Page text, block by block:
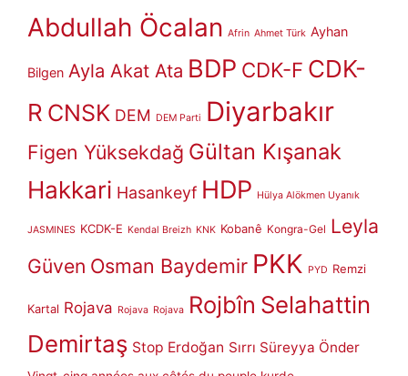
Abdullah Öcalan Afrin Ahmet Türk Ayhan
Bilgen Ayla Akat Ata BDP CDK-F CDK-
R CNSK DEM DEM Parti Diyarbakır
Figen Yüksekdağ Gültan Kışanak
Hakkari Hasankeyf HDP Hülya Alökmen Uyanık
JASMINES KCDK-E Kendal Breizh KNK Kobanê Kongra-Gel Leyla
Güven Osman Baydemir PKK PYD Remzi
Kartal Rojava Rojava Rojava Rojbîn Selahattin
Demirtaş Stop Erdoğan Sırrı Süreyya Önder